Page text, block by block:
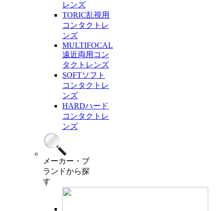
レンズ
TORIC乱視用
コンタクトレ
ンズ
MULTIFOCAL
遠近両用コン
タクトレンズ
SOFTソフト
コンタクトレ
ンズ
HARDハード
コンタクトレ
ンズ
メーカー・ブ
ランドから探
す